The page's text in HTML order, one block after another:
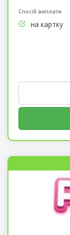
Спосіб виплати
на картку